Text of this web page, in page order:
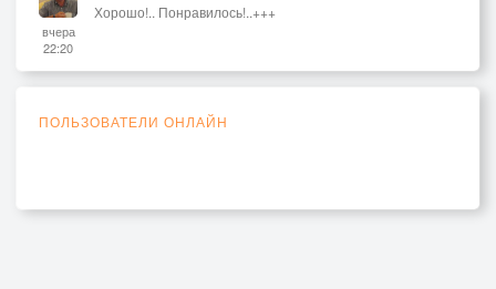
вчера
22:20
Хорошо!.. Понравилось!..+++
ПОЛЬЗОВАТЕЛИ ОНЛАЙН